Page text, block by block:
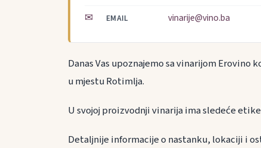
✉ EMAIL vinarije@vino.ba
Danas Vas upoznajemo sa vinarijom
u mjestu Rotimlja.
U svojoj proizvodnji vinarija ima sledeće
Detaljnije informacije o nastanku, lokaciji i